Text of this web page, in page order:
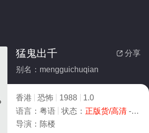
 分享
猛鬼出千
别名：mengguichuqian
香港 恐怖 1988
1.0
语言： 粤语 状态： 正版货/高清- 免费在线观看
导演： 陈楼